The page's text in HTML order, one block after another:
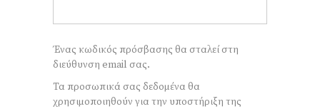
Ένας κωδικός πρόσβασης θα σταλεί στη
διεύθυνση email σας.
Τα προσωπικά σας δεδομένα θα
χρησιμοποιηθούν για την υποστήριξη της